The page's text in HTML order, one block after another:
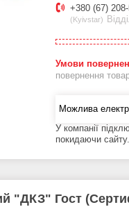
+380 (67)
Kyivstar
повернення
У компанії
покидаючи сайту.
"ДКЗ" Гост